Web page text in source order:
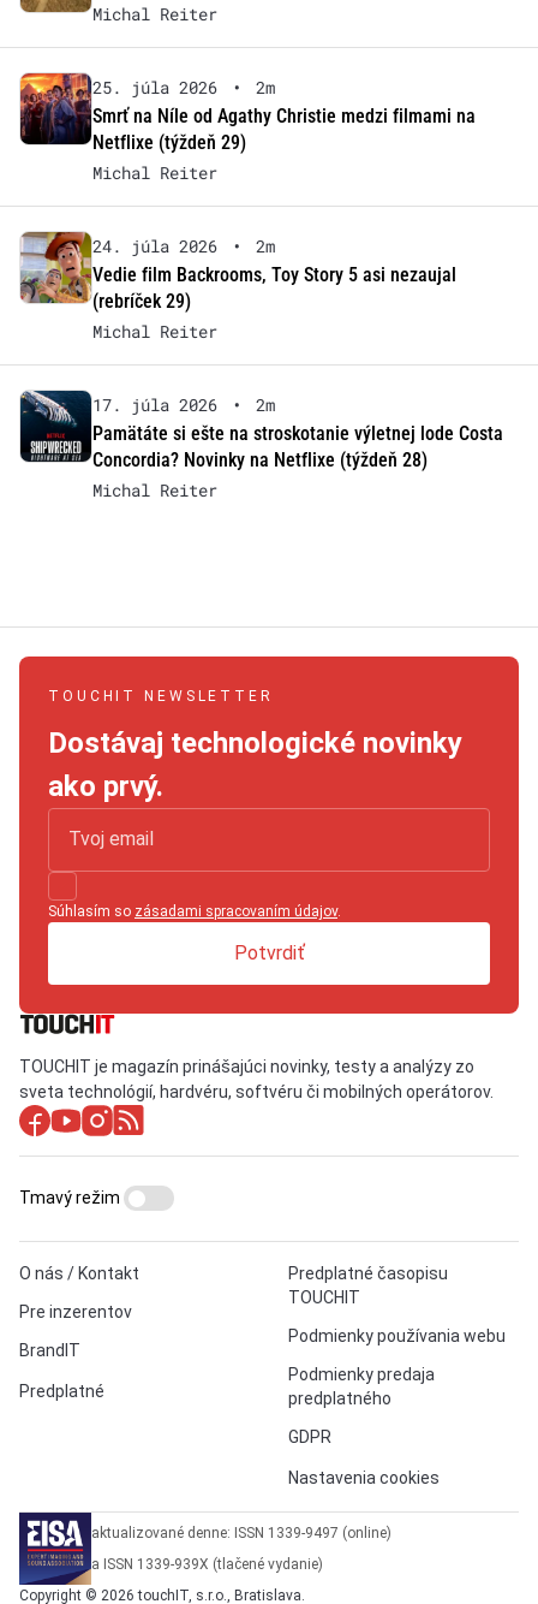
Michal Reiter
25. júla 2026 •
2m
Smrť na Níle od Agathy Christie medzi filmami na
Netflixe (týždeň 29)
Michal Reiter
24. júla 2026 •
2m
Vedie film Backrooms, Toy Story 5 asi nezaujal
(rebríček 29)
Michal Reiter
17. júla 2026 •
2m
Pamätáte si ešte na stroskotanie výletnej lode Costa
Concordia? Novinky na Netflixe (týždeň 28)
Michal Reiter
TOUCHIT NEWSLETTER
Dostávaj technologické novinky
ako prvý.
Súhlasím so zásadami spracovaním údajov.
Potvrdiť
TOUCHIT je magazín prinášajúci novinky, testy a analýzy zo
sveta technológií, hardvéru, softvéru či mobilných operátorov.
O nás / Kontakt
Pre inzerentov
BrandIT
Predplatné
Predplatné časopisu
TOUCHIT
Podmienky používania webu
Podmienky predaja
predplatného
GDPR
Nastavenia cookies
Tmavý režim
aktualizované denne: ISSN 1339-9497 (online)
a ISSN 1339-939X (tlačené vydanie)
Copyright © 2026 touchIT, s.r.o., Bratislava.